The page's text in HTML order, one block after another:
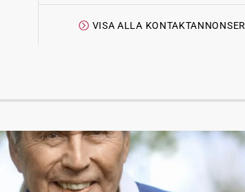
VISA ALLA KONTAKTANNONSER